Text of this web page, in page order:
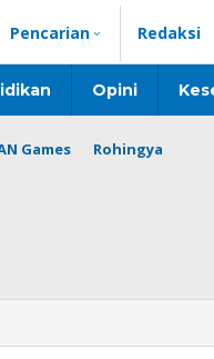
Pencarian Redaksi
Opini
Games Rohingya